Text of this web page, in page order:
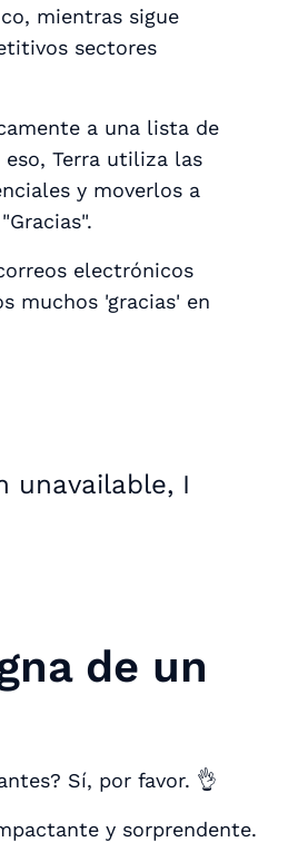
mientras sigue
sectores
a una lista de
Terra utiliza las
y moverlos a
electrónicos
muchos 'gracias' en
unavailable, I
de un
Sí, por favor. 👌
y sorprendente.